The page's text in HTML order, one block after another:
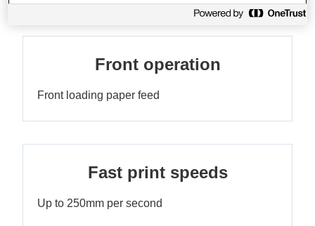
Функції
Front operation
Front loading paper feed
Fast print speeds
Up to 250mm per second